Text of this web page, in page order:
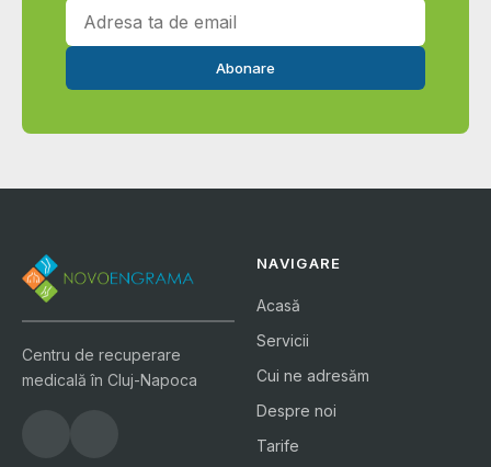
Abonare
Centru de recuperare
medicală în Cluj-Napoca
NAVIGARE
Acasă
Servicii
Cui ne adresăm
Despre noi
Tarife